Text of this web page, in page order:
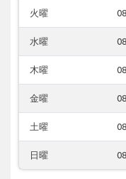
火曜
水曜
木曜
金曜
土曜
日曜